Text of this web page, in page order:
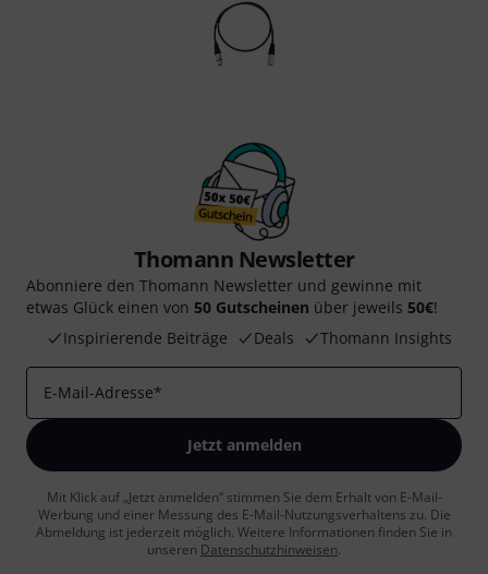
Thomann Newsletter
Abonniere den Thomann Newsletter und gewinne mit
etwas Glück einen von 50 Gutscheinen über jeweils 50€!
Inspirierende Beiträge
Deals Thomann Insights
E-Mail-Adresse*
Jetzt anmelden
Mit Klick auf „Jetzt anmelden“ stimmen Sie dem Erhalt von E-Mail-
Werbung und einer Messung des E-Mail-Nutzungsverhaltens zu. Die
Abmeldung ist jederzeit möglich. Weitere Informationen finden Sie in
unseren Datenschutzhinweisen.